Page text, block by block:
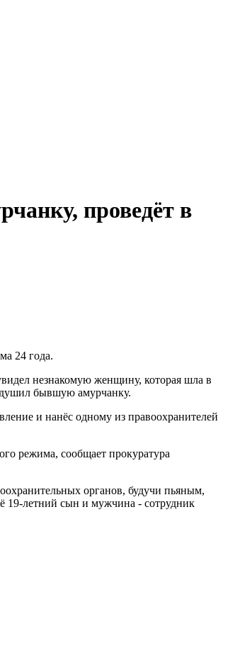
проведёт в
24 года.
незнакомую женщину, которая шла в
бывшую амурчанку.
и нанёс одному из правоохранителей
режима, сообщает прокуратура
органов, будучи пьяным,
19-летний сын и мужчина - сотрудник